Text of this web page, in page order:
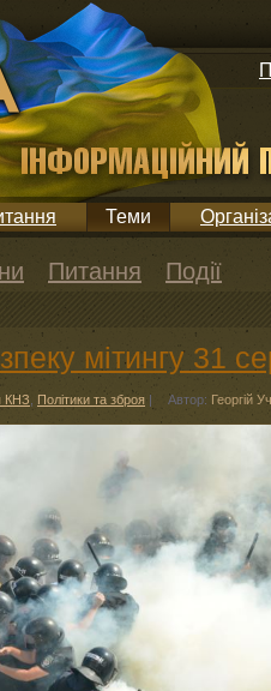
Теми
Питання Події
мітингу 31
КНЗ Політики та зброя | Автор: Георгій